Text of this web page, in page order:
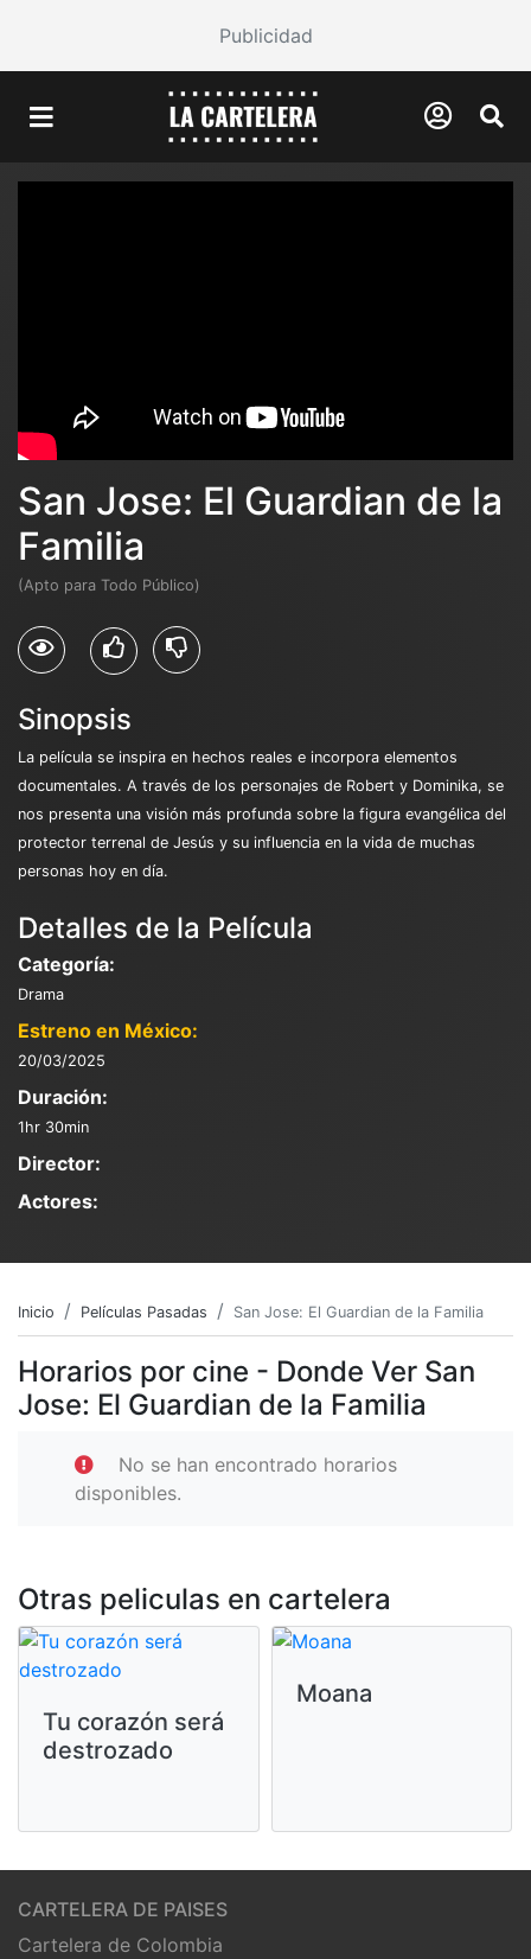
Publicidad
San Jose: El Guardian de la
Familia
(Apto para Todo Público)
Sinopsis
La película se inspira en hechos reales e incorpora elementos
documentales. A través de los personajes de Robert y Dominika, se
nos presenta una visión más profunda sobre la figura evangélica del
protector terrenal de Jesús y su influencia en la vida de muchas
personas hoy en día.
Detalles de la Película
Categoría:
Drama
Estreno en México:
20/03/2025
Duración:
1hr 30min
Director:
Actores:
Inicio Películas Pasadas San Jose: El Guardian de la Familia
Horarios por cine - Donde Ver San
Jose: El Guardian de la Familia
No se han encontrado horarios
disponibles.
Otras peliculas en cartelera
Tu corazón será
destrozado
Moana
CARTELERA DE PAISES
Cartelera de Colombia